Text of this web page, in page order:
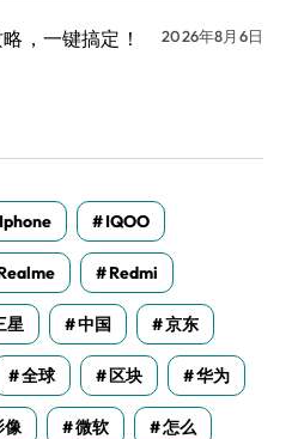
，一键搞定！ 2026年8月6日
Iphone IQOO
Redmi
星 中国 京东
全球 区块 华为
像 微软 怎么